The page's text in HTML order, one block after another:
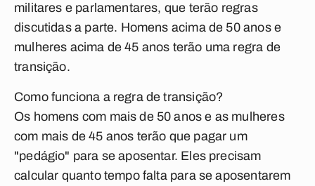
militares e parlamentares, que terão regras
discutidas a parte. Homens acima de 50 anos e
mulheres acima de 45 anos terão uma regra de
transição.
Como funciona a regra de transição?
Os homens com mais de 50 anos e as mulheres
com mais de 45 anos terão que pagar um
"pedágio" para se aposentar. Eles precisam
calcular quanto tempo falta para se aposentarem